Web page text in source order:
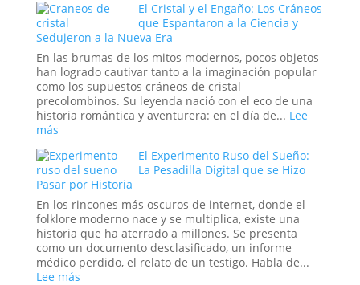
Will
Smith:
los
oscuros
orígenes
de
Hombres
de
Negro
El Cristal y el Engaño: Los Cráneos
que Espantaron a la Ciencia y
Sedujeron a la Nueva Era
En las brumas de los mitos modernos, pocos objetos
han logrado cautivar tanto a la imaginación popular
como los supuestos cráneos de cristal
precolombinos. Su leyenda nació con el eco de una
historia romántica y aventurera: en el día de... Lee
más:
Cristal
y
el
Engaño:
Los
Cráneos
que
Espantaron
a
El Experimento Ruso del Sueño:
La Pesadilla Digital que se Hizo
Pasar por Historia
En los rincones más oscuros de internet, donde el
folklore moderno nace y se multiplica, existe una
historia que ha aterrado a millones. Se presenta
como un documento desclasificado, un informe
médico perdido, el relato de un testigo. Habla de...
Lee más: